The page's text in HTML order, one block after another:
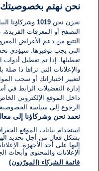
لا توجد تعليقات مكتوبة
اكتب تعليقًا جديدًا
نحن نهتم بخصوصيتك
نخزن نحن1019 وشركاؤنا
التصفح أو المعرفات
التتبع من دعم الأغراض
التي يجب توفيرها. سيؤدي
تعطيلها. إذا تم تعطيل أدوات
والإعلانات التي تراها ذا
لتغيير اختياراتك أو سحب
إدارة التفضيلات الرابط في
داخل الموقع الإلكتروني
الرجوع إلى سياسة الخصوصية
نعمد نحن وشركاؤنا إلى
استخدام بيانات الموقع
بشكل فعال من أجل تحديد
إليها على أحد الأجهزة.
الإعلانات والمحتوى وأبحاث
قائمة الشركاء (المورّدون)